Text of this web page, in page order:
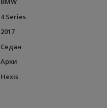
4 Series
2017
Седан
Арки
Hexis